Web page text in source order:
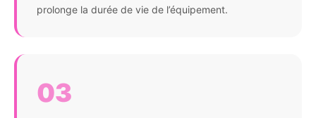
prolonge la durée de vie de l’équipement.
03